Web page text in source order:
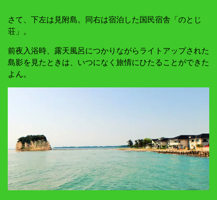
さて、下左は見附島。同右は宿泊した国民宿舎「のとじ
荘」。
前夜入浴時、露天風呂につかりながらライトアップされた
島影を見たときは、いつになく旅情にひたることができた
よん。